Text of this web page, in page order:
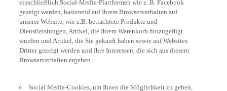
unserer Website, wie z.B. betrachtete Produkte und
Dienstleistungen, Artikel, die Ihrem Warenkorb hinzugefügt
wurden und Artikel, die Sie gekauft haben sowie auf Websites
Dritter gezeigt werden und Ihre Interessen, die sich aus diesem
Browserverhalten ergeben.